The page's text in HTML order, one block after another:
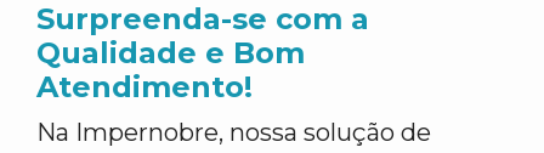
Surpreenda-se com a
Qualidade e Bom
Atendimento!
Na Impernobre, nossa solução de